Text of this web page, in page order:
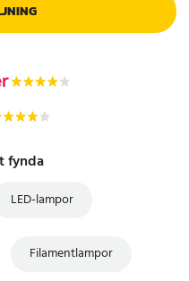
fynda
LED-lampor
Filamentlampor